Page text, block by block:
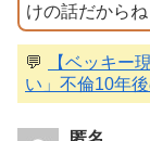
けの話だから
💬
【ベッキー
い」不倫10年